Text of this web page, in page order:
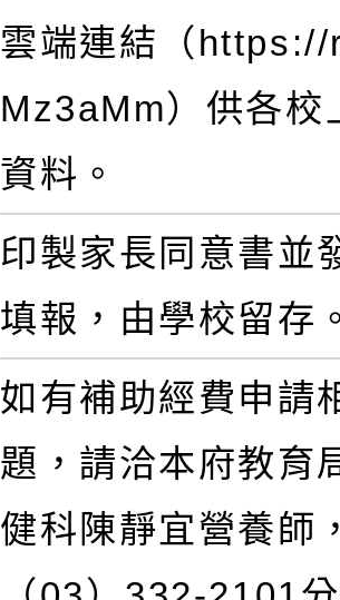
雲端連結（
Mz3aMm）供各校
資料。
印製家長同意書並
填報，由學校留存
如有補助經費申請
題，請洽本府教育
健科陳靜宜營養師